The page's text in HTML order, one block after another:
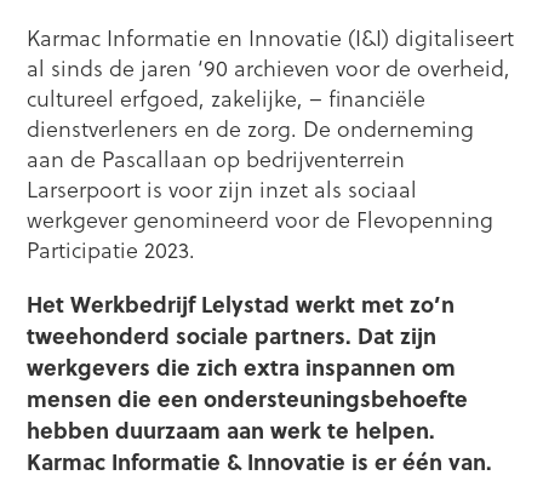
Karmac Informatie en Innovatie (I&I) digitaliseert
al sinds de jaren ‘90 archieven voor de overheid,
cultureel erfgoed, zakelijke, – financiële
dienstverleners en de zorg. De onderneming
aan de Pascallaan op bedrijventerrein
Larserpoort is voor zijn inzet als sociaal
werkgever genomineerd voor de Flevopenning
Participatie 2023.
Het Werkbedrijf Lelystad werkt met zo’n
tweehonderd sociale partners. Dat zijn
werkgevers die zich extra inspannen om
mensen die een ondersteuningsbehoefte
hebben duurzaam aan werk te helpen.
Karmac Informatie & Innovatie is er één van.